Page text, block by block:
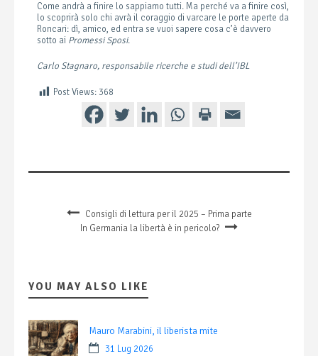
Come andrà a finire lo sappiamo tutti. Ma perché va a finire così,
lo scoprirà solo chi avrà il coraggio di varcare le porte aperte da
Roncari: dì, amico, ed entra se vuoi sapere cosa c’è davvero
sotto ai Promessi Sposi.
Carlo Stagnaro, responsabile ricerche e studi dell’IBL
Post Views: 368
Consigli di lettura per il 2025 – Prima parte
In Germania la libertà è in pericolo?
YOU MAY ALSO LIKE
Mauro Marabini, il liberista mite
31 Lug 2026